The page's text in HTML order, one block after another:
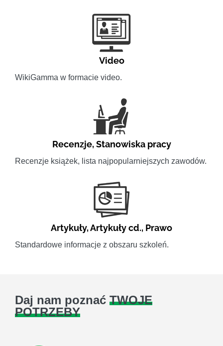
Video
WikiGamma w formacie video.
Recenzje,Stanowiska pracy
Recenzje książek, lista najpopularniejszych zawodów.
Artykuły,Artykuły cd., Prawo
Standardowe informacje z obszaru szkoleń.
Daj nam poznać TWOJE
POTRZEBY